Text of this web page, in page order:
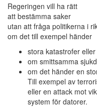
Regeringen vill ha rätt
att bestämma saker
utan att fråga politikerna i
om det till exempel händer
stora katastrofer
om smittsamma
om det händer en
Till exempel av
eller en attack mot
system för datorer.